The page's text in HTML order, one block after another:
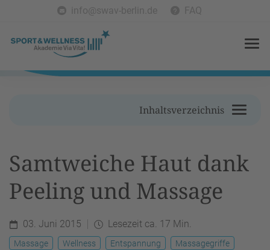
info@swav-berlin.de FAQ
Inhaltsverzeichnis
Samtweiche Haut dank
Peeling und Massage
03. Juni 2015 Lesezeit ca. 17 Min.
Massage Wellness Entspannung
Massagegriffe